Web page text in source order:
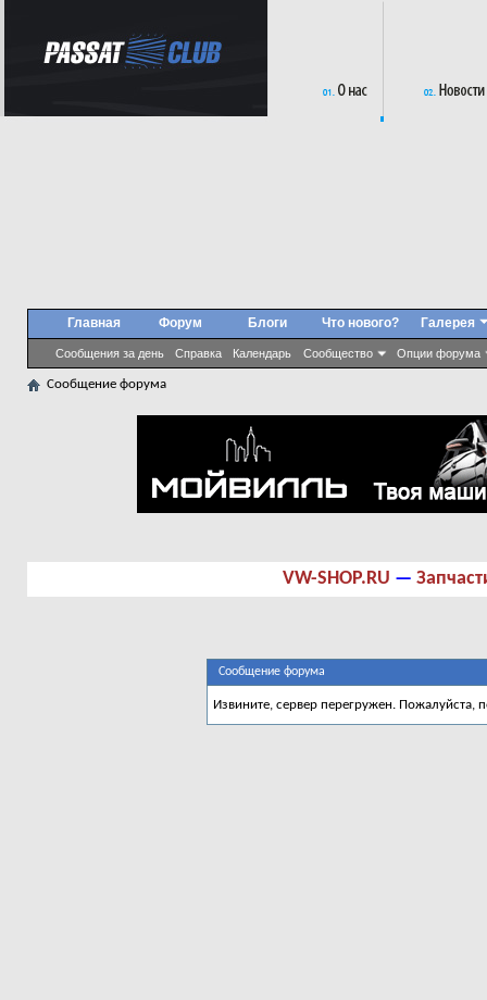
Главная Форум
Сообщения за день Справка Календарь Сообщество Опции форума
Блоги Что нового? Галерея
Сообщение форума
VW-SHOP.RU —
Сообщение форума
Извините, сервер перегружен. Пожалуйста,